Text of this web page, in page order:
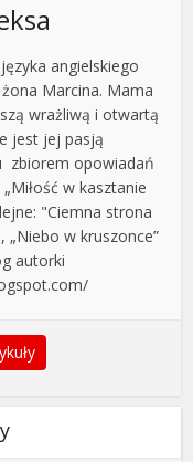
angielskiego
Marcina. Mama
wrażliwą i otwartą
jest jej pasją
zbiorem opowiadań
w kasztanie
"Ciemna strona
w kruszonce”
autorki